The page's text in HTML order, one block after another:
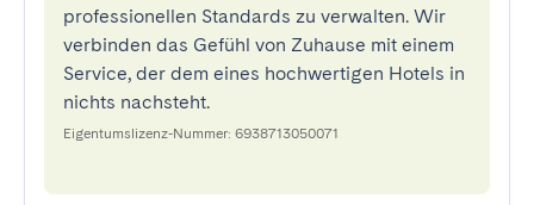
professionellen Standards zu verwalten. Wir
verbinden das Gefühl von Zuhause mit einem
Service, der dem eines hochwertigen Hotels in
nichts nachsteht.
Eigentumslizenz-Nummer: 6938713050071